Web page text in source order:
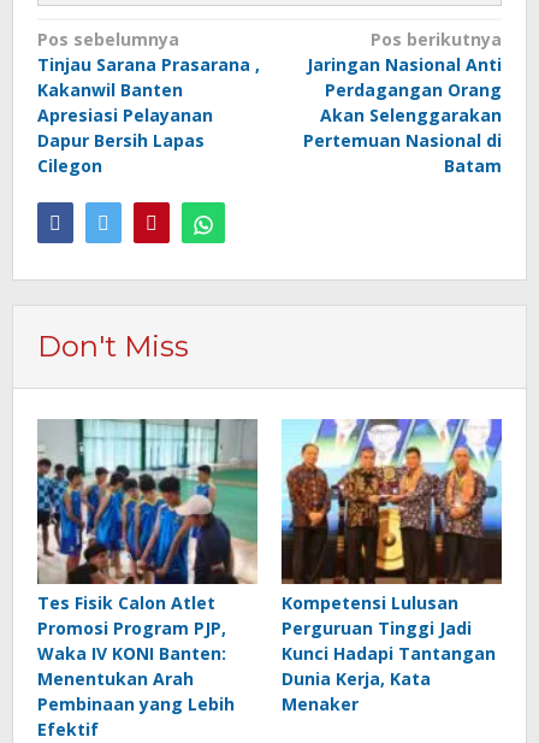
Navigasi
pos
Pos sebelumnya
Tinjau Sarana Prasarana ,
Kakanwil Banten
Apresiasi Pelayanan
Dapur Bersih Lapas
Cilegon
Pos berikutnya
Jaringan Nasional Anti
Perdagangan Orang
Akan Selenggarakan
Pertemuan Nasional di
Batam
Don't Miss
Tes Fisik Calon Atlet
Promosi Program PJP,
Waka IV KONI Banten:
Menentukan Arah
Pembinaan yang Lebih
Efektif
Kompetensi Lulusan
Perguruan Tinggi Jadi
Kunci Hadapi Tantangan
Dunia Kerja, Kata
Menaker